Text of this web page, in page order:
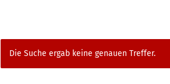
Die Suche ergab keine genauen Treffer.